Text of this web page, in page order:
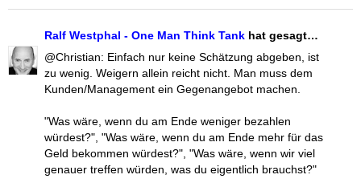
Ralf Westphal - One Man Think Tank hat gesagt…
@Christian: Einfach nur keine Schätzung abgeben, ist
zu wenig. Weigern allein reicht nicht. Man muss dem
Kunden/Management ein Gegenangebot machen.
"Was wäre, wenn du am Ende weniger bezahlen
würdest?", "Was wäre, wenn du am Ende mehr für das
Geld bekommen würdest?", "Was wäre, wenn wir viel
genauer treffen würden, was du eigentlich brauchst?"